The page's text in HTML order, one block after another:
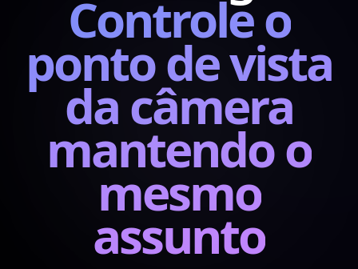
Controle o
ponto de vista
da câmera
mantendo o
mesmo
assunto